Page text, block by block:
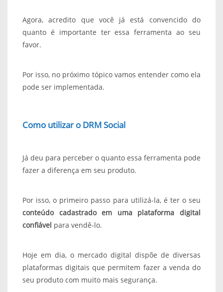
Agora, acredito que você já está convencido do
quanto é importante ter essa ferramenta ao seu
favor.
Por isso, no próximo tópico vamos entender como ela
pode ser implementada.
Como utilizar o DRM Social
Já deu para perceber o quanto essa ferramenta pode
fazer a diferença em seu produto.
Por isso, o primeiro passo para utilizá-la, é ter o seu
conteúdo cadastrado em uma plataforma digital
confiável para vendê-lo.
Hoje em dia, o mercado digital dispõe de diversas
plataformas digitais que permitem fazer a venda do
seu produto com muito mais segurança.